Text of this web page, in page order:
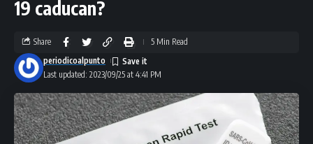
19 caducan?
Last updated: 2023/09/25 at 4:41 PM
periodicoalpunto
Share 5 Min Read